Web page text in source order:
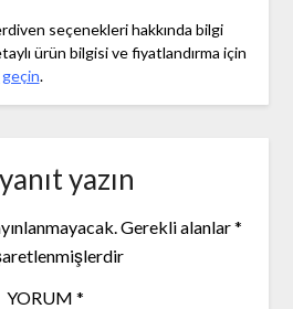
seçenekleri hakkında bilgi
ürün bilgisi ve fiyatlandırma için
.
yazın
Gerekli alanlar*
YORUM *